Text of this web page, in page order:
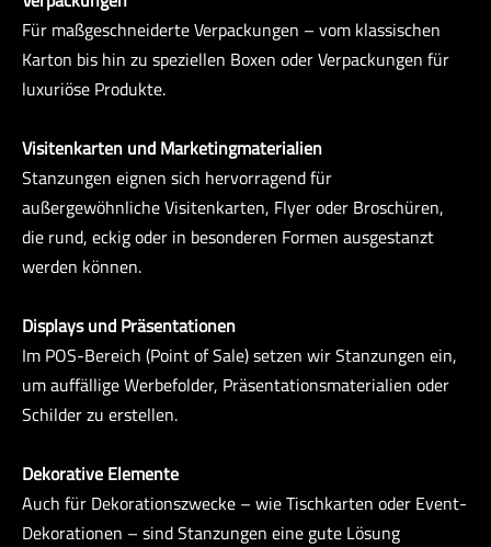
Für maßgeschneiderte Verpackungen – vom klassischen
Karton bis hin zu speziellen Boxen oder Verpackungen für
luxuriöse Produkte.
Visitenkarten und Marketingmaterialien
Stanzungen eignen sich hervorragend für
außergewöhnliche Visitenkarten, Flyer oder Broschüren,
die rund, eckig oder in besonderen Formen ausgestanzt
werden können.
Displays und Präsentationen
Im POS-Bereich (Point of Sale) setzen wir Stanzungen ein,
um auffällige Werbefolder, Präsentationsmaterialien oder
Schilder zu erstellen.
Dekorative Elemente
Auch für Dekorationszwecke – wie Tischkarten oder Event-
Dekorationen – sind Stanzungen eine gute Lösung